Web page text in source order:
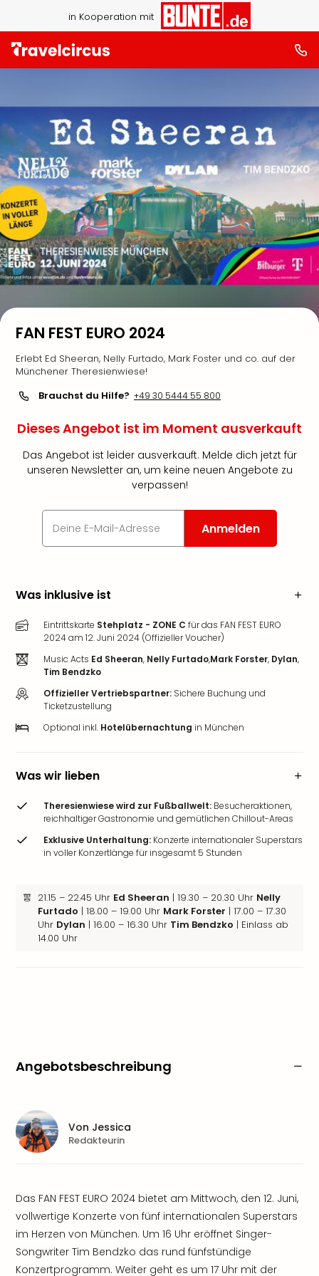
in Kooperation mit
FAN FEST EURO 2024
Erlebt Ed Sheeran, Nelly Furtado, Mark Foster und co. auf der
Münchener Theresienwiese!
Brauchst du Hilfe? +49 30 5444 55 800
Dieses Angebot ist im Moment ausverkauft
Das Angebot ist leider ausverkauft. Melde dich jetzt für
unseren Newsletter an, um keine neuen Angebote zu
verpassen!
Anmelden
Was inklusive ist
Eintrittskarte Stehplatz - ZONE C für das FAN FEST EURO
2024 am 12. Juni 2024 (Offizieller Voucher)
Music Acts Ed Sheeran, Nelly Furtado,Mark Forster, Dylan,
Tim Bendzko
Offizieller Vertriebspartner: Sichere Buchung und
Ticketzustellung
Optional inkl. Hotelübernachtung in München
Was wir lieben
Theresienwiese wird zur Fußballwelt: Besucheraktionen,
reichhaltiger Gastronomie und gemütlichen Chillout-Areas
Exklusive Unterhaltung: Konzerte internationaler Superstars
in voller Konzertlänge für insgesamt 5 Stunden
21.15 – 22.45 Uhr Ed Sheeran | 19.30 – 20.30 Uhr Nelly
Furtado | 18.00 – 19.00 Uhr Mark Forster | 17.00 – 17.30
Uhr Dylan | 16.00 – 16.30 Uhr Tim Bendzko | Einlass ab
14.00 Uhr
Angebotsbeschreibung
Das FAN FEST EURO 2024 bietet am Mittwoch, den 12. Juni,
vollwertige Konzerte von fünf internationalen Superstars
im Herzen von München. Um 16 Uhr eröffnet Singer-
Songwriter Tim Bendzko das rund fünfstündige
Konzertprogramm. Weiter geht es um 17 Uhr mit der
Von Jessica
Redakteurin